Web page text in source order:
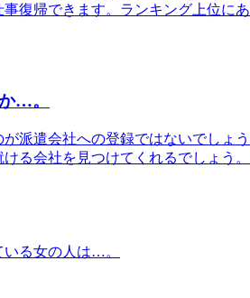
復帰できます。ランキング上位に
…。
派遣会社への登録ではないでしょ
る会社を見つけてくれるでしょう
いる女の人は…。